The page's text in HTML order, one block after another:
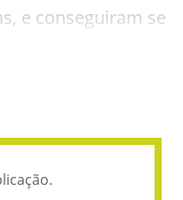
e conseguiram se